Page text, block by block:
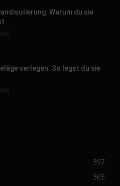
Warum du sie
verlegen: So legst du sie
397
365